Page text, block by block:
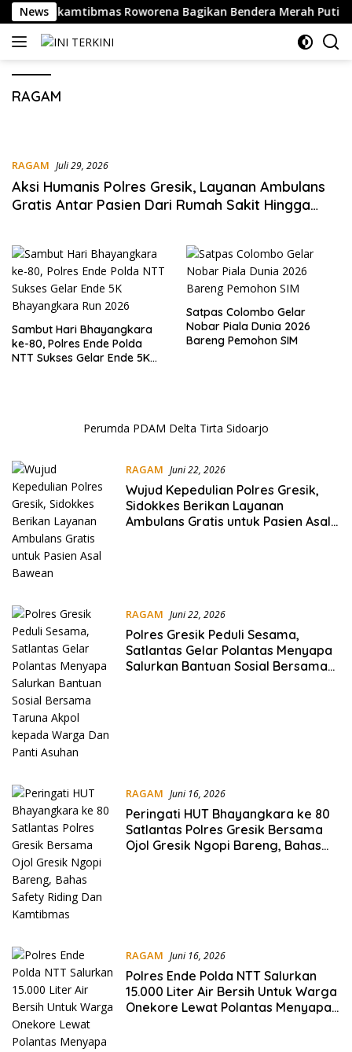
Langsung
ke
konten
News Roworena Bagikan Bendera Merah Putih
RAGAM
RAGAM Juli 29, 2026
Aksi Humanis Polres Gresik, Layanan Ambulans
Gratis Antar Pasien Dari Rumah Sakit Hingga
Sambut Hari Bhayangkara
ke-80, Polres Ende Polda
NTT Sukses Gelar Ende 5K
Satpas Colombo Gelar
Nobar Piala Dunia 2026
Bareng Pemohon SIM
Perumda PDAM Delta Tirta Sidoarjo
RAGAM Juni 22, 2026
Wujud Kepedulian Polres Gresik,
Sidokkes Berikan Layanan
Ambulans Gratis untuk Pasien Asal
RAGAM Juni 22, 2026
Polres Gresik Peduli Sesama,
Satlantas Gelar Polantas Menyapa
Salurkan Bantuan Sosial Bersama
RAGAM Juni 16, 2026
Peringati HUT Bhayangkara ke 80
Satlantas Polres Gresik Bersama
Ojol Gresik Ngopi Bareng, Bahas
RAGAM Juni 16, 2026
Polres Ende Polda NTT Salurkan
15.000 Liter Air Bersih Untuk Warga
Onekore Lewat Polantas Menyapa